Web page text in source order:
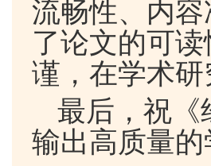
流畅性、内
了论文的可
谨，在学术
最后，祝《
输出高质量的